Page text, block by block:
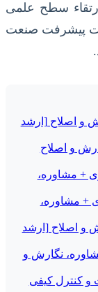
سطح علمی
پیشرفت صنعت
و اصلاح [ارشد
و اصلاح
+ مشاوره،
+ مشاوره،
و اصلاح [ارشد
نگارش و
و کنترل کیفی